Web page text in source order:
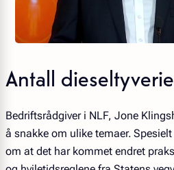
Antall
Bedriftsrådgiver i NLF, Jone
å snakke om ulike temaer.
om at det har kommet endret